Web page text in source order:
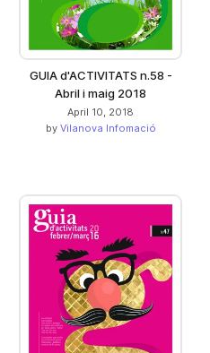
GUIA d'ACTIVITATS n.58 -
Abril i maig 2018
April 10, 2018
by Vilanova Infomació